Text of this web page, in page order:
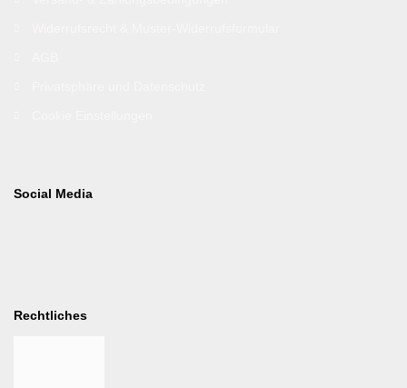
Social Media
Rechtliches